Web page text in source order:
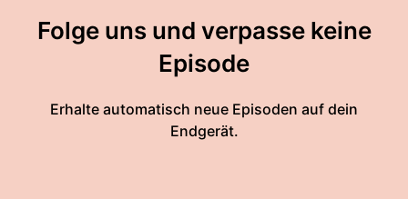
Folge uns und verpasse keine
Episode
Erhalte automatisch neue Episoden auf dein
Endgerät.